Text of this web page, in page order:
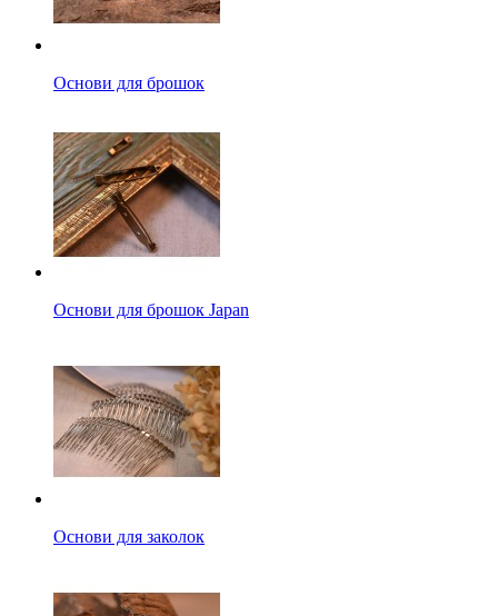
Основи для брошок
Основи для брошок Japan
Основи для заколок